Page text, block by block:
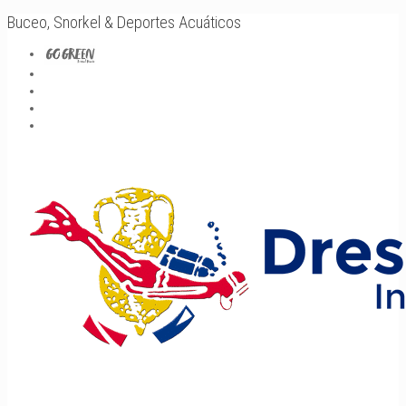
Buceo, Snorkel & Deportes Acuáticos